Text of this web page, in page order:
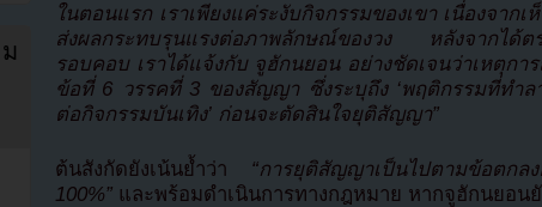
ในตอนแรก เราเพียงแค่ระงับกิจกรรมของเขา เนื่องจาก
ส่งผลกระทบรุนแรงต่อภาพลักษณ์ของวง หลังจากได้ต
รอบคอบ เราได้แจ้งกับ จูฮักนยอน อย่างชัดเจนว่าเหตุกา
ข้อที่ 6 วรรคที่ 3 ของสัญญา ซึ่งระบุถึง ‘พฤติกรรมที่ทำล
ต่อกิจกรรมบันเทิง’ ก่อนจะตัดสินใจยุติสัญญา”
ต้นสังกัดยังเน้นย้ำว่า “การยุติสัญญาเป็นไปตามข้อตกล
100%” และพร้อมดำเนินการทางกฎหมาย หากจูฮักนยอน